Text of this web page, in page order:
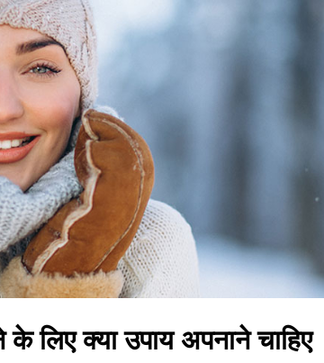
के लिए क्या उपाय अपनाने चाहिए